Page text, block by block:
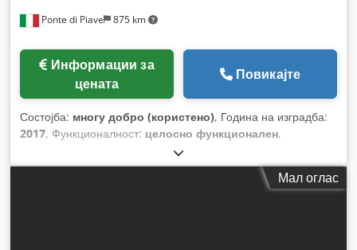
Ponte di Piave 875 km
цената
Повикајте
Состојба: многу добро (користено), Година на изградба:
2017, Функционалност: целосно функционален,
Мал оглас